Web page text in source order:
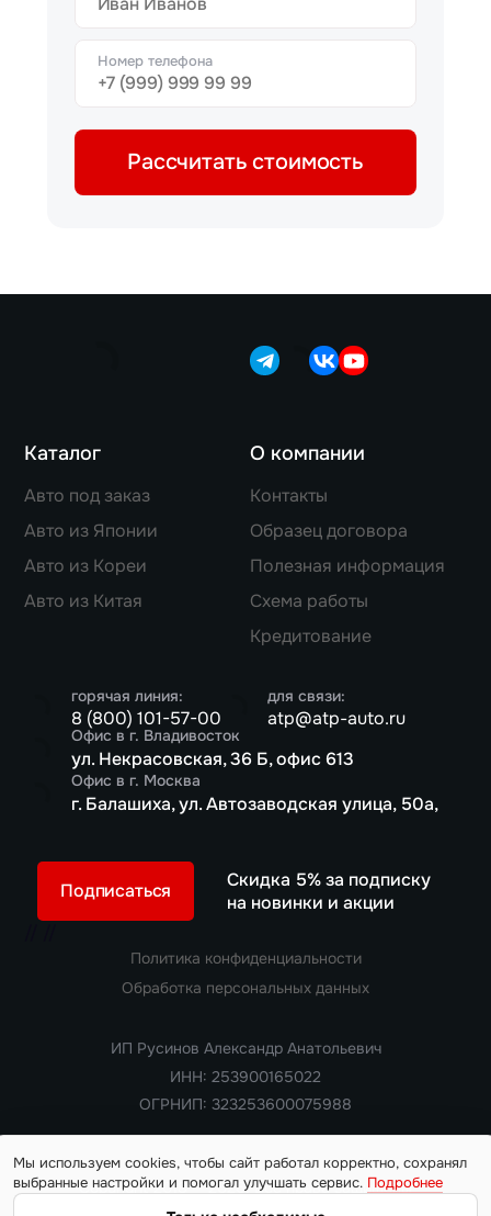
Номер телефона
Рассчитать стоимость
Каталог
Авто под заказ
Авто из Японии
Авто из Кореи
Авто из Китая
О компании
Контакты
Образец договора
Полезная информация
Схема работы
Кредитование
горячая линия:
8 (800) 101-57-00
для связи:
atp@atp-auto.ru
Офис в г. Владивосток
ул. Некрасовская, 36 Б, офис 613
Офис в г. Москва
г. Балашиха, ул. Автозаводская улица, 50а,
Скидка 5% за подписку
на новинки и акции
Подписаться
Copyright 2018 — 2026. Все права защищены
Политика конфиденциальности
Обработка персональных данных
ИП Русинов Александр Анатольевич
ИНН: 253900165022
ОГРНИП: 323253600075988
Мы используем cookies, чтобы сайт работал корректно, сохранял
выбранные настройки и помогал улучшать сервис. Подробнее